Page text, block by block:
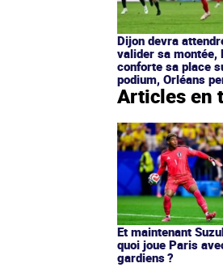
Dijon devra
valider sa montée,
conforte sa place
podium, Orléans
Articles en
Et maintenant
quoi joue Paris
gardiens ?